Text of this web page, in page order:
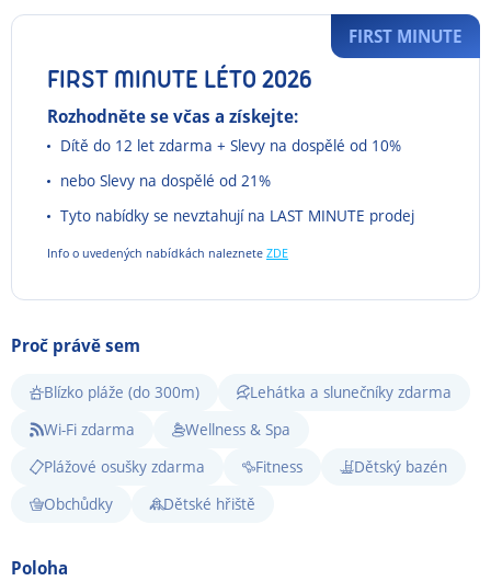
FIRST MINUTE LÉTO 2026
Rozhodněte se včas a získejte:
Dítě do 12 let zdarma + Slevy na dospělé od 10%
nebo Slevy na dospělé od 21%
Tyto nabídky se nevztahují na LAST MINUTE prodej
Info o uvedených nabídkách naleznete ZDE
FIRST MINUTE
Proč právě sem
Blízko pláže (do 300m)
Lehátka a slunečníky zdarma
Wi-Fi zdarma
Wellness & Spa
Plážové osušky zdarma
Fitness
Dětský bazén
Obchůdky
Dětské hřiště
Poloha